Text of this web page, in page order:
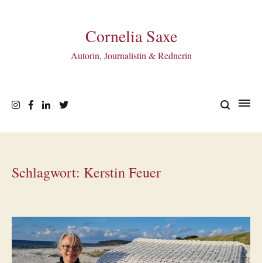
Cornelia Saxe
Autorin, Journalistin & Rednerin
Schlagwort: Kerstin Feuer